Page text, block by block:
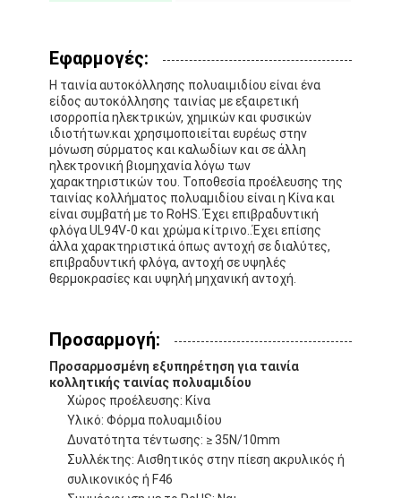
Κολλητική ταινία φύλλων αλουμινίου αργιλίου
Ταινία υφασμάτων γυαλιού φύλλων αλουμινίου αργιλίου
Αντιμέτωπο φύλλο αλουμινίου έγγραφο της Kraft
Ύφασμα φίμπεργκλας φύλλων αλουμινίου αργιλίου
Scrim φύλλων αλουμινίου ταινία
Ταινία αγωγών υφασμάτων
Κολλητική ταινία της PET
Ρίψη επένδυσης ακρίβειας
Ηλεκτρική πίνακα μόνωσης
Εφαρμογές:
Η ταινία αυτοκόλλησης πολυαιμιδίου είναι ένα
είδος αυτοκόλλησης ταινίας με εξαιρετική
ισορροπία ηλεκτρικών, χημικών και φυσικών
ιδιοτήτων.και χρησιμοποιείται ευρέως στην
μόνωση σύρματος και καλωδίων και σε άλλη
ηλεκτρονική βιομηχανία λόγω των
χαρακτηριστικών του. Τοποθεσία προέλευσης της
ταινίας κολλήματος πολυαμιδίου είναι η Κίνα και
είναι συμβατή με το RoHS. Έχει επιβραδυντική
φλόγα UL94V-0 και χρώμα κίτρινο..Έχει επίσης
άλλα χαρακτηριστικά όπως αντοχή σε διαλύτες,
επιβραδυντική φλόγα, αντοχή σε υψηλές
θερμοκρασίες και υψηλή μηχανική αντοχή.
Προσαρμογή:
Προσαρμοσμένη εξυπηρέτηση για ταινία
κολλητικής ταινίας πολυαμιδίου
Χώρος προέλευσης: Κίνα
Υλικό: Φόρμα πολυαμιδίου
Δυνατότητα τέντωσης: ≥ 35N/10mm
Συλλέκτης: Αισθητικός στην πίεση ακρυλικός ή
συλικονικός ή F46